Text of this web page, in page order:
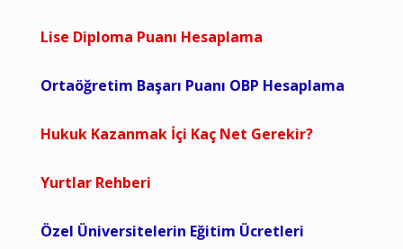
Lise Diploma Puanı Hesaplama
Ortaöğretim Başarı Puanı OBP Hesaplama
Hukuk Kazanmak İçi Kaç Net Gerekir?
Yurtlar Rehberi
Özel Üniversitelerin Eğitim Ücretleri